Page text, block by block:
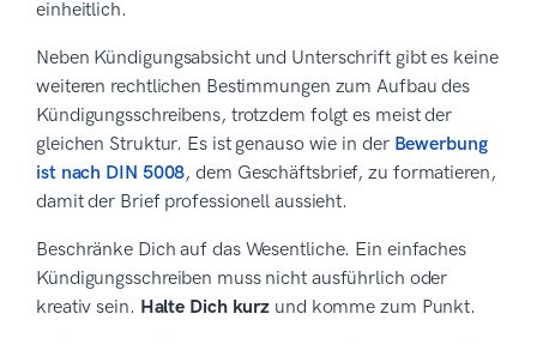
einheitlich.
Neben Kündigungsabsicht und Unterschrift gibt es keine
weiteren rechtlichen Bestimmungen zum Aufbau des
Kündigungsschreibens, trotzdem folgt es meist der
gleichen Struktur. Es ist genauso wie in der Bewerbung
ist nach DIN 5008, dem Geschäftsbrief, zu formatieren,
damit der Brief professionell aussieht.
Beschränke Dich auf das Wesentliche. Ein einfaches
Kündigungsschreiben muss nicht ausführlich oder
kreativ sein. Halte Dich kurz und komme zum Punkt.